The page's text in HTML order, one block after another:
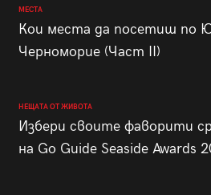
МЕСТА
Кои места да посетиш по
Черноморие (Част II)
НЕЩАТА ОТ ЖИВОТА
Избери своите фаворити
на Go Guide Seaside Awards